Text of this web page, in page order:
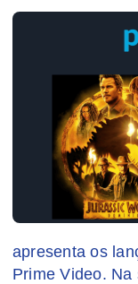
apresenta os
Prime Video.